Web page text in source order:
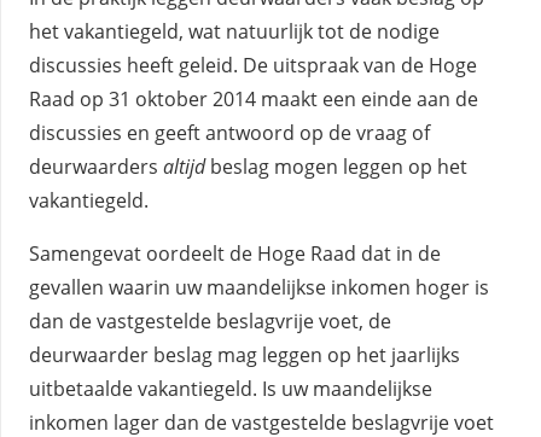
het vakantiegeld, wat natuurlijk tot de nodige
discussies heeft geleid. De uitspraak van de Hoge
Raad op 31 oktober 2014 maakt een einde aan de
discussies en geeft antwoord op de vraag of
deurwaarders altijdbeslag mogen leggen op het
vakantiegeld.
Samengevat oordeelt de Hoge Raad dat in de
gevallen waarin uw maandelijkse inkomen hoger is
dan de vastgestelde beslagvrije voet, de
deurwaarder beslag mag leggen op het jaarlijks
uitbetaalde vakantiegeld. Is uw maandelijkse
inkomen lager dan de vastgestelde beslagvrije voet